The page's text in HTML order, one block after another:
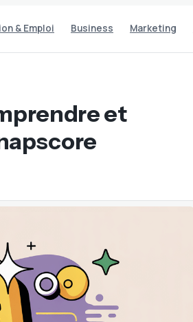
& Emploi Business Marketing
et